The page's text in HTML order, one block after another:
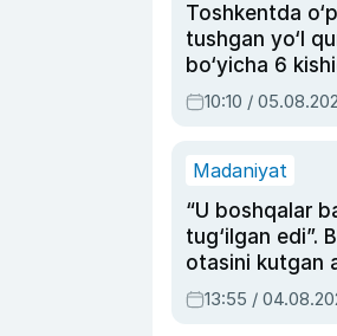
Toshkentda
tushgan yo‘l
bo‘yicha 6
hukmi o‘qildi
10:10 /
Madaniyat
“U boshqalar
tug‘ilgan edi”.
otasini kutgan
dublyaj ustasi
Ahmedovaning
13:55 /